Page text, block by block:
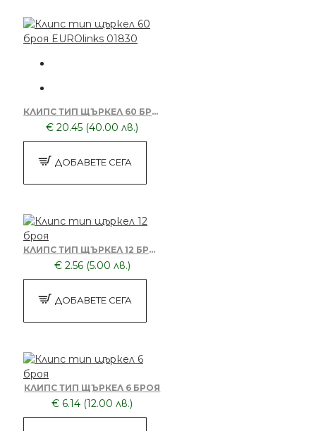
КЛИПС ТИП ЩЪРКЕЛ 60 БРОЯ EUROLINKS 01830
€ 20.45 (40.00 лв.)
ДОБАВЕТЕ СЕГА
КЛИПС ТИП ЩЪРКЕЛ 12 БРОЯ
€ 2.56 (5.00 лв.)
ДОБАВЕТЕ СЕГА
КЛИПС ТИП ЩЪРКЕЛ 6 БРОЯ
€ 6.14 (12.00 лв.)